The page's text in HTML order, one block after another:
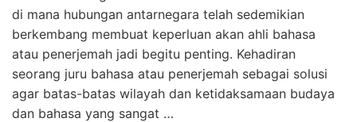
di mana hubungan antarnegara telah sedemikian
berkembang membuat keperluan akan ahli bahasa
atau penerjemah jadi begitu penting. Kehadiran
seorang juru bahasa atau penerjemah sebagai solusi
agar batas-batas wilayah dan ketidaksamaan budaya
dan bahasa yang sangat …